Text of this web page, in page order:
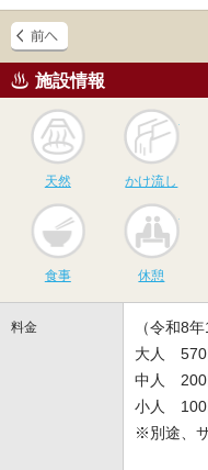
施設情報
天然
か
かけ流し
食事 休憩
料金
（令和8
大人 570
中人 200
小人 100
※別途、